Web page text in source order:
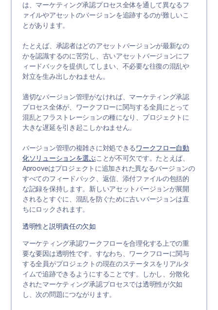
は、マーケティング承認プロセス全体を通して異なるフ
ァイルやアセットのバージョンを追跡するのが難しいこ
とがあります。
たとえば、承認者はどのアセットバージョンが最新なの
かを認識するのに苦労し、古いアセットバージョンにフ
ィードバックを提供してしまい、不必要な往復の混乱や
対立を生み出しかねません。
適切なバージョン管理がなければ、マーケティング承認
プロセス全体が、ワークフローに関与する全員にとって
混乱とフラストレーションの種になり、プロジェクトに
大きな遅延を引き起こしかねません。
バージョン管理の複雑さに対処できるワークフロー自動
化ソリューションを選ぶことが不可欠です。たとえば、
Aprooveはプロジェクトに追加された異なるバージョンの
すべてのフィードバック、返信、添付ファイルの包括的
な記録を保持します。新しいアセットバージョンが展開
されるとすぐに、混乱を防ぐために古いバージョンは直
ちにロックされます。
透明性と説明責任の欠如
マーケティング承認ワークフローを合理化する上での重
要な要因は透明性です。すなわち、ワークフローに関与
する全員がプロジェクトの現在のステータスをリアルタ
イムで追跡できるようにすることです。しかし、分散化
されたマーケティング承認プロセスでは透明性が欠如
し、次の問題につながります。